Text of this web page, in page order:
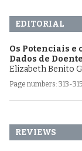
EDITORIAL
Os Potenciais e
Dados de
Elizabeth Benito
Page numbers: 313-315
REVIEWS